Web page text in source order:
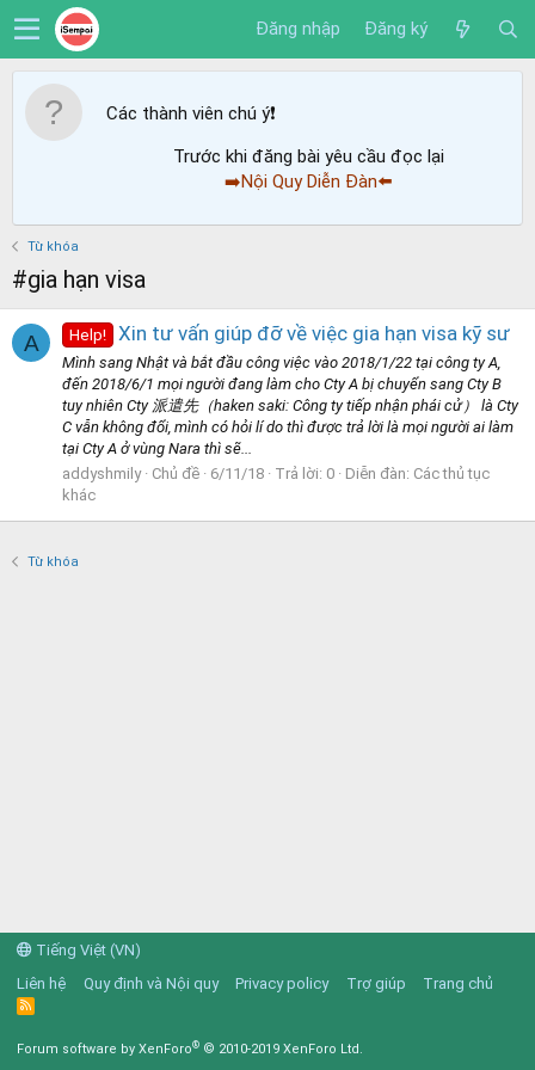
Đăng nhập Đăng ký
Các thành viên chú ý❗️
Trước khi đăng bài yêu cầu đọc lại
➡️Nội Quy Diễn Đàn⬅️
Từ khóa
#gia hạn visa
A Help! Xin tư vấn giúp đỡ về việc gia hạn visa kỹ sư
Mình sang Nhật và bắt đầu công việc vào 2018/1/22 tại công ty A,
đến 2018/6/1 mọi người đang làm cho Cty A bị chuyển sang Cty B
tuy nhiên Cty 派遣先（haken saki: Công ty tiếp nhận phái cử） là Cty
C vẫn không đổi, mình có hỏi lí do thì được trả lời là mọi người ai làm
tại Cty A ở vùng Nara thì sẽ...
addyshmily
Chủ đề 6/11/18 Trả lời: 0 Diễn đàn: Các thủ tục
khác
Từ khóa
Tiếng Việt (VN)
Liên hệ
Quy định và Nội quy Privacy policy Trợ giúp Trang chủ
R
S
Forum software by XenForo® © 2010-2019 XenForo Ltd.